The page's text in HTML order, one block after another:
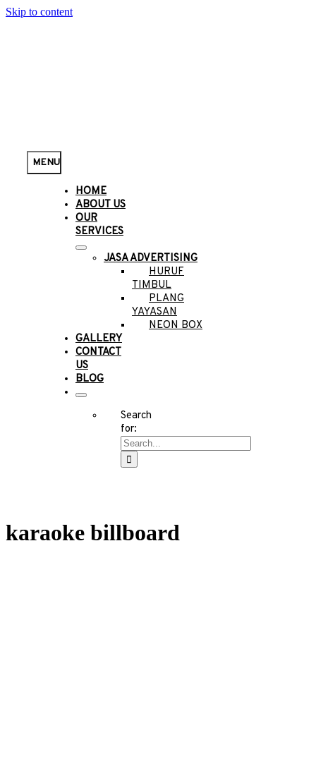
Skip to content
MENU
HOME
ABOUT US
OUR
SERVICES
JASA ADVERTISING
HURUF
TIMBUL
PLANG
YAYASAN
NEON BOX
GALLERY
CONTACT
US
BLOG
Search
for:
karaoke billboard